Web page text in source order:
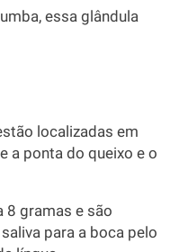
essa glândula
localizadas em
a ponta do queixo e o
8 gramas e são
para a boca pelo